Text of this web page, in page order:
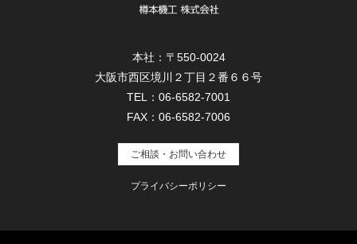
本社：〒550-0024
大阪市西区境川２丁目２番６６号
TEL：06-6582-7001
FAX：06-6582-7006
ご相談・お問い合わせ
プライバシーポリシー